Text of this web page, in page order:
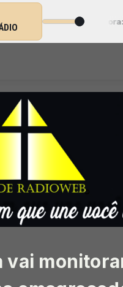
Tocando agora: 044 - John
vai